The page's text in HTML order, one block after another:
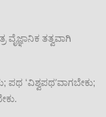
ವೈಜ್ಞಾನಿಕ ತತ್ವವಾಗಿ
ಪಥ ‘ವಿಶ್ವಪಥ’ವಾಗಬೇಕು;